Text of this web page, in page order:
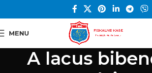
MENU
A lacus